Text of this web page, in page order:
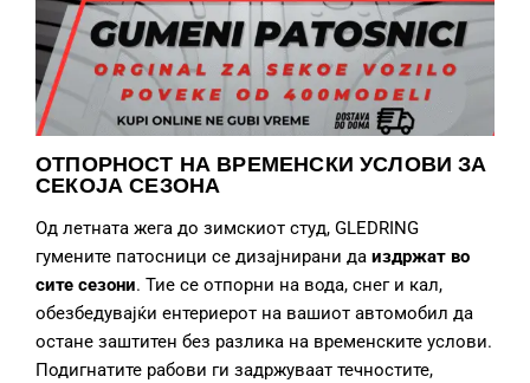
ОТПОРНОСТ НА ВРЕМЕНСКИ УСЛОВИ ЗА
СЕКОЈА СЕЗОНА
Од летната жега до зимскиот студ, GLEDRING
гумените патосници се дизајнирани да издржат во
сите сезони. Тие се отпорни на вода, снег и кал,
обезбедувајќи ентериерот на вашиот автомобил да
остане заштитен без разлика на временските услови.
Подигнатите рабови ги задржуваат течностите,